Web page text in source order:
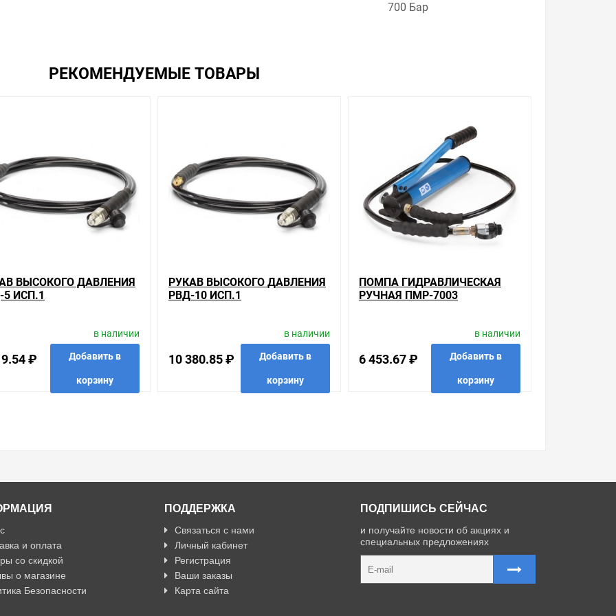
качества. Мы работаем с проверенными поставщиками, продаем товар от давно зарекомендовавших себя
вы всегда можете выбрать наиболее удобный. Рукав высокого давления РВД-2 исп.1 , можно получить в
до двери. Закажите выгодную доставку в Ваш город или прямо к вашей двери. Это удобнее, чем объезжать
а не покупать то, что нужно, что хочется.
он выявлен, то возврат товара осуществляется в соответствии с Законом Российской Федерации «О защите прав
времени на решение проблемы. Правила, согласно которым урегулируется проблема, очень простые. Мы
соответствует ожиданиям, или возвращаем деньги.
складе уточняйте у менеджера. Также можно получить консультацию по тому, что мы продаем, узнать
об отличительных особенностях товара, который вы собираетесь купить. Мы всегда рады помочь,
наиболее удобен. С удовольствием ответим на все вопросы.
700 Бар
РЕКОМЕНДУЕМЫЕ ТОВАРЫ
ВЫСОКОГО ДАВЛЕНИЯ
5 ИСП.1
₽
в наличии
Добавить в
корзину
РУКАВ ВЫСОКОГО ДАВЛЕНИЯ
РВД-10 ИСП.1
10 380.85 ₽
в наличии
Добавить в
корзину
ПОМПА ГИДРАВЛИЧЕСКАЯ
РУЧНАЯ ПМР-7003
6 453.67 ₽
в наличии
Добавить в
корзину
и оплата
со скидкой
о магазине
Безопасности
ПОДДЕРЖКА
Связаться с нами
Личный кабинет
Регистрация
Ваши заказы
Карта сайта
ПОДПИШИСЬ СЕЙЧАС
и получайте новости об акциях и
специальных предложениях